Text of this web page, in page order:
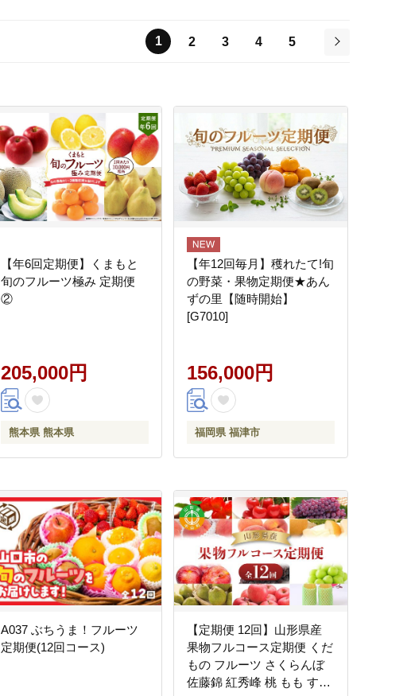
1 2 3 4
5
【年6回定期便】くまもと
旬のフルーツ極み 定期便
②
205,000円
熊本県 熊本県
【年12回毎月】穫れたて!旬
の野菜・果物定期便★あん
ずの里【随時開始】
[G7010]
156,000円
福岡県 福津市
A037 ぶちうま！フルーツ
定期便(12回コース)
【定期便 12回】山形県産
果物フルコース定期便 くだ
もの フルーツ さくらんぼ
佐藤錦 紅秀峰 桃 もも すも